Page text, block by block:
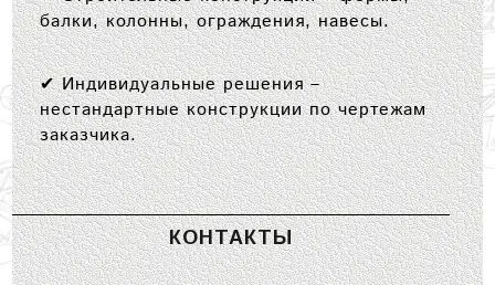
балки, колонны, ограждения, навесы.
✔Индивидуальные решения–
нестандартные конструкции по чертежам
заказчика.
КОНТАКТЫ